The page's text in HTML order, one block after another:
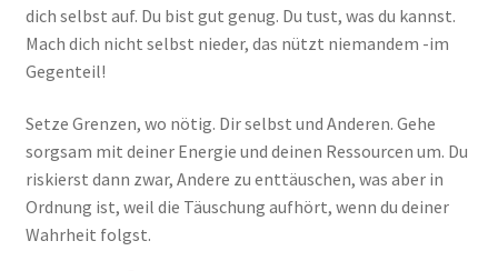
dich selbst auf. Du bist gut genug. Du tust, was du kannst.
Mach dich nicht selbst nieder, das nützt niemandem -im
Gegenteil!
Setze Grenzen, wo nötig. Dir selbst und Anderen. Gehe
sorgsam mit deiner Energie und deinen Ressourcen um. Du
riskierst dann zwar, Andere zu enttäuschen, was aber in
Ordnung ist, weil die Täuschung aufhört, wenn du deiner
Wahrheit folgst.